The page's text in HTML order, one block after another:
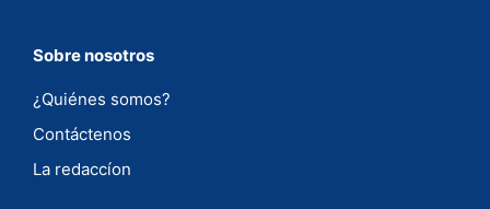
Sobre nosotros
¿Quiénes somos?
Contáctenos
La redaccíon